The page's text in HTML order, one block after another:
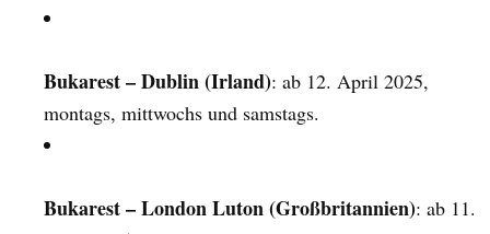
Bukarest – Dublin (Irland): ab 12. April 2025,
montags, mittwochs und samstags.
Bukarest – London Luton (Großbritannien): ab 11.